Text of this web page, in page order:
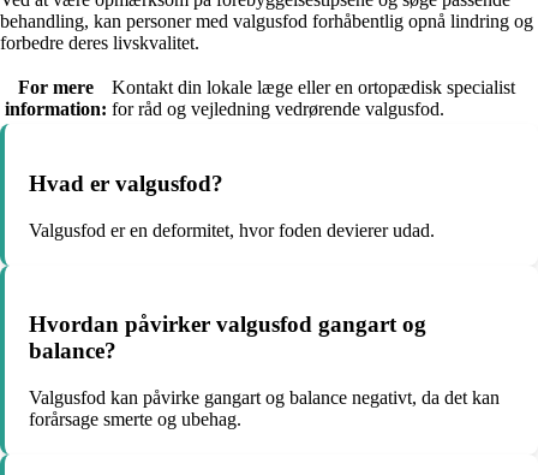
behandling, kan personer med valgusfod forhåbentlig opnå lindring og
forbedre deres livskvalitet.
For mere
information:
Kontakt din lokale læge eller en ortopædisk specialist
for råd og vejledning vedrørende valgusfod.
Hvad er valgusfod?
Valgusfod er en deformitet, hvor foden devierer udad.
Hvordan påvirker valgusfod gangart og
balance?
Valgusfod kan påvirke gangart og balance negativt, da det kan
forårsage smerte og ubehag.